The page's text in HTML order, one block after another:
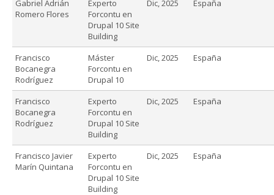
Gabriel Adrián
Romero Flores
Experto
Forcontu en
Drupal 10 Site
Building
Dic, 2025 España
Francisco
Bocanegra
Rodríguez
Máster
Forcontu en
Drupal 10
Dic, 2025 España
Francisco
Bocanegra
Rodríguez
Experto
Forcontu en
Drupal 10 Site
Building
Dic, 2025 España
Francisco Javier
Marín Quintana
Experto
Forcontu en
Drupal 10 Site
Building
Dic, 2025 España